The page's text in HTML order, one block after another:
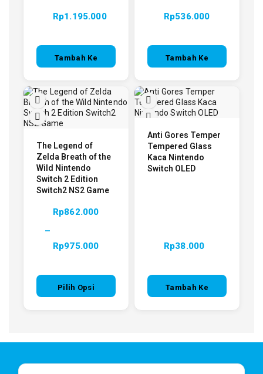
Rp1.195.000
Tambah Ke
Rp536.000
Tambah Ke
The Legend of
Zelda Breath of the
Wild Nintendo
Switch 2 Edition
Switch2 NS2 Game
Rp862.000
–
Rp975.000
Pilih Opsi
Anti Gores Temper
Tempered Glass
Kaca Nintendo
Switch OLED
Rp38.000
Tambah Ke